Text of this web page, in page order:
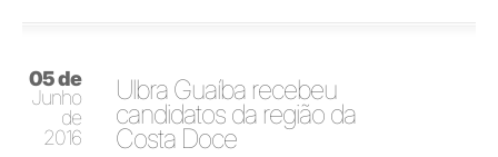
05 de
Junho
de
2016
Ulbra Guaíba recebeu
candidatos da região da
Costa Doce